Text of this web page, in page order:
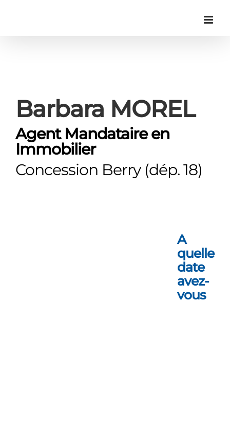
Barbara MOREL
Agent Mandataire en
Immobilier
Concession Berry (dép. 18)
A
quelle
date
avez-
vous